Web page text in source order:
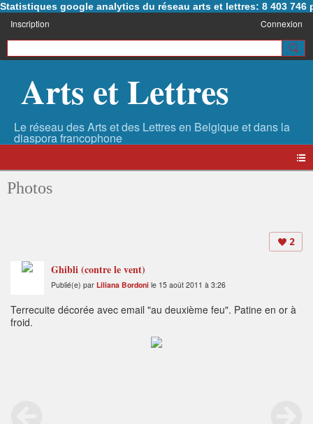
Statistiques google analytics du réseau arts et lettres: 8 403 746
Inscription Connexion
Arts et Lettres
Photos
2
Ghibli (contre le vent)
Publié(e) par Liliana Bordoni le 15 août 2011 à 3:26
Terrecuite décorée avec email "au deuxième feu". Patine en or à
froid.